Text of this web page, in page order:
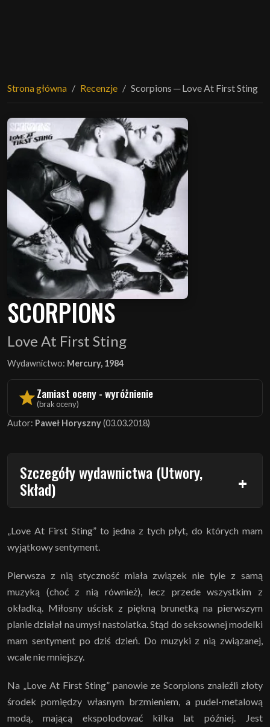
Strona główna Recenzje Scorpions ─ Love At First Sting
SCORPIONS
Love At First Sting
Wydawnictwo: Mercury, 1984
Zamiast oceny - wyróżnienie
(brak oceny)
Autor: Paweł Horyszny(03.03.2018)
Szczegóły wydawnictwa (Utwory,
Skład)
„Love At First Sting” to jedna z tych płyt, do których mam
wyjątkowy sentyment.
Pierwsza z nią styczność miała związek nie tyle z samą
muzyką (choć z nią również), lecz przede wszystkim z
okładką. Miłosny uścisk z piękną brunetką na pierwszym
planie działał na umysł nastolatka. Stąd do seksownej modelki
mam sentyment po dziś dzień. Do muzyki z nią związanej,
wcale nie mniejszy.
Na „Love At First Sting” panowie ze Scorpions znaleźli złoty
środek pomiędzy własnym brzmieniem, a pudel-metalową
modą, mającą ekspolodować kilka lat później. Jest